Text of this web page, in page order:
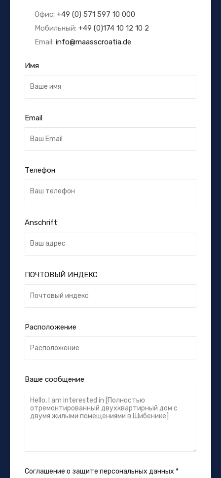
Офис: +49 (0) 571 597 10 000
Мобильный: +49 (0)174 10 12 10 2
Email: info@maasscroatia.de
Имя
Email
Телефон
Anschrift
ПОЧТОВЫЙ ИНДЕКС
Расположение
Ваше сообщение
Соглашение о защите персональных данных *